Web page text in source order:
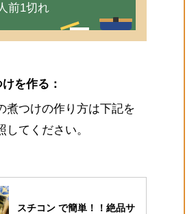
前1切れ
を作る：
煮つけの作り方は下記を
してください。
スチコン で簡単！！絶品サ